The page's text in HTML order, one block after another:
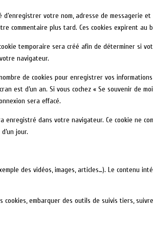
votre nom, adresse de messagerie
commentaire plus tard. Ces cookies expirent au
temporaire sera créé afin de déterminer si
navigateur.
de cookies pour enregistrer vos
est d’un an. Si vous cochez « Se souvenir de
sera effacé.
dans votre navigateur. Ce cookie ne
jour.
des vidéos, images, articles…). Le contenu
embarquer des outils de suivis tiers,